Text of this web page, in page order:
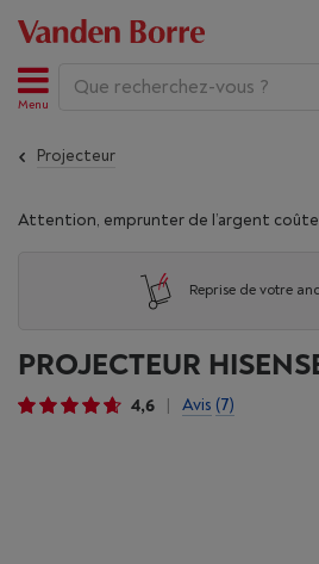
Menu
Projecteur
Attention, emprunter de l’argent coûte
Reprise de votre
PROJECTEUR
4,6 Avis (7)